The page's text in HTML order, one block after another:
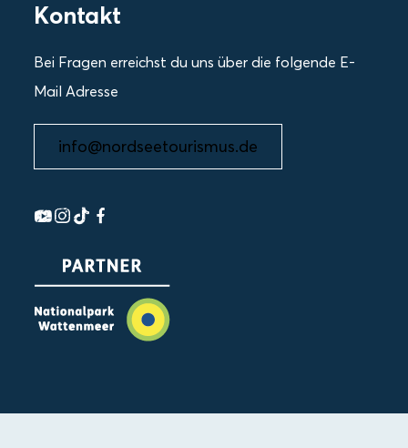
Kontakt
Bei Fragen erreichst du uns über die folgende E-
Mail Adresse
info@nordseetourismus.de